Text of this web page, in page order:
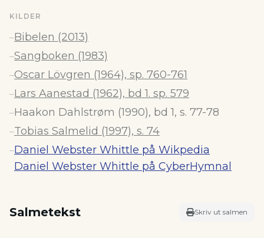
KILDER
–Bibelen (2013)
–Sangboken (1983)
–Oscar Lövgren (1964), sp. 760-761
–Lars Aanestad (1962), bd 1. sp. 579
–Haakon Dahlstrøm (1990), bd 1, s. 77-78
–Tobias Salmelid (1997), s. 74
–Daniel Webster Whittle på Wikpedia
Daniel Webster Whittle på CyberHymnal
Salmetekst Skriv ut salmen